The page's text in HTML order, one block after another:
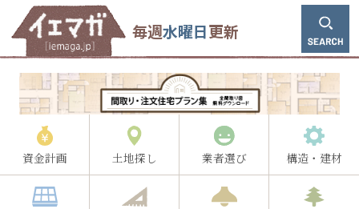
毎週水曜日更新
資金計画 土地探し 業者選び 構造・建材